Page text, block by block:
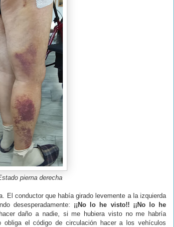
pierna derecha
El conductor que había girado levemente a la izquierda
desesperadamente: ¡¡No lo he visto!! ¡¡No lo he
daño a nadie, si me hubiera visto no me habría
obliga el código de circulación hacer a los vehículos